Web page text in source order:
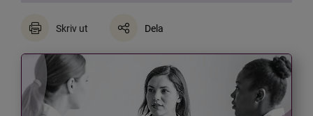
Skriv ut Dela